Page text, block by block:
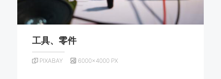
工具、零件
PIXABAY 6000×4000 PX